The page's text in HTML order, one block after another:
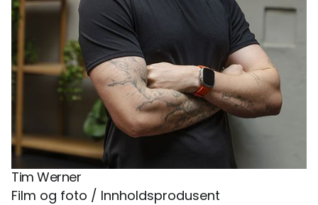
Tim Werner
Film og foto / Innholdsprodusent